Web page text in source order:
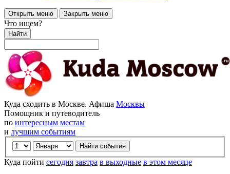
Открыть меню Закрыть меню
Что ищем?
Найти
Куда сходить в Москве. Афиша Москвы
Помощник и путеводитель
по интересным местам
и лучшим событиям
Куда пойти сегодня завтра в выходные в этом месяце